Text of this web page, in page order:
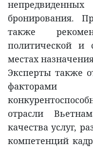
бронирования.
также
политической и
местах
Эксперты также
отрасли
качества услуг,
компетенций